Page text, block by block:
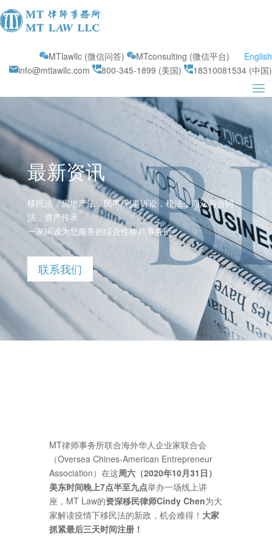
MTlawllc (微信问答) MTconsulting (微信平台) English
info@mtlawllc.com
800-345-1899 (美国) 18310081534 (中国)
最新资讯
移民法，房地产法，民事/刑事诉讼，税法，商法与合同
法，资产传承
一家竭诚为您服务的综合性律师事务所
联系我们
MT律师事务所联合海外华人企业家联合会
（Oversea Chines-American Entrepreneur
Association）在这周六（2020年10月31日）
美东时间晚上7点半至九点举办一场线上讲
座，MT Law的资深移民律师Cindy Chen为大
家解读疫情下移民法的新政，机会难得！ 大家
抓紧最后三天时间注册！